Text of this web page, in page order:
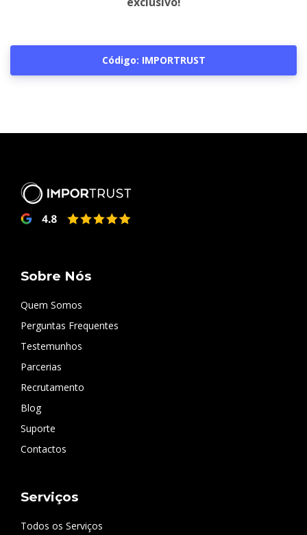
Código: IMPORTRUST
Sobre Nós
Quem Somos
Perguntas Frequentes
Testemunhos
Parcerias
Recrutamento
Blog
Suporte
Contactos
Serviços
Todos os Serviços